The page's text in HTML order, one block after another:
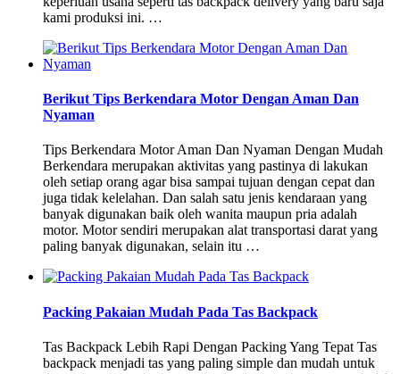
kami produksi ini. …
Berikut Tips Berkendara Motor Dengan Aman Dan
Nyaman
Tips Berkendara Motor Aman Dan Nyaman Dengan Mudah
Berkendara merupakan aktivitas yang pastinya di lakukan
oleh setiap orang agar bisa sampai tujuan dengan cepat dan
juga tidak kelelahan. Dan salah satu jenis kendaraan yang
banyak digunakan baik oleh wanita maupun pria adalah
motor. Motor sendiri merupakan alat transportasi darat yang
paling banyak digunakan, selain itu …
Packing Pakaian Mudah Pada Tas Backpack
Tas Backpack Lebih Rapi Dengan Packing Yang Tepat Tas
backpack menjadi tas yang paling simple dan mudah untuk